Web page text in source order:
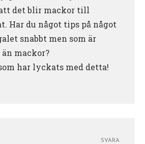
det blir mackor till
Har du något tips på något
snabbt men som är
mackor?
har lyckats med detta!
SVARA